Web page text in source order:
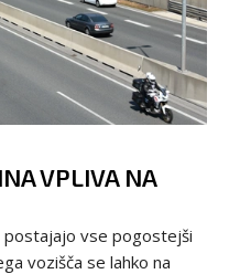
VPLIVA NA
postajajo vse pogostejši
vozišča se lahko na